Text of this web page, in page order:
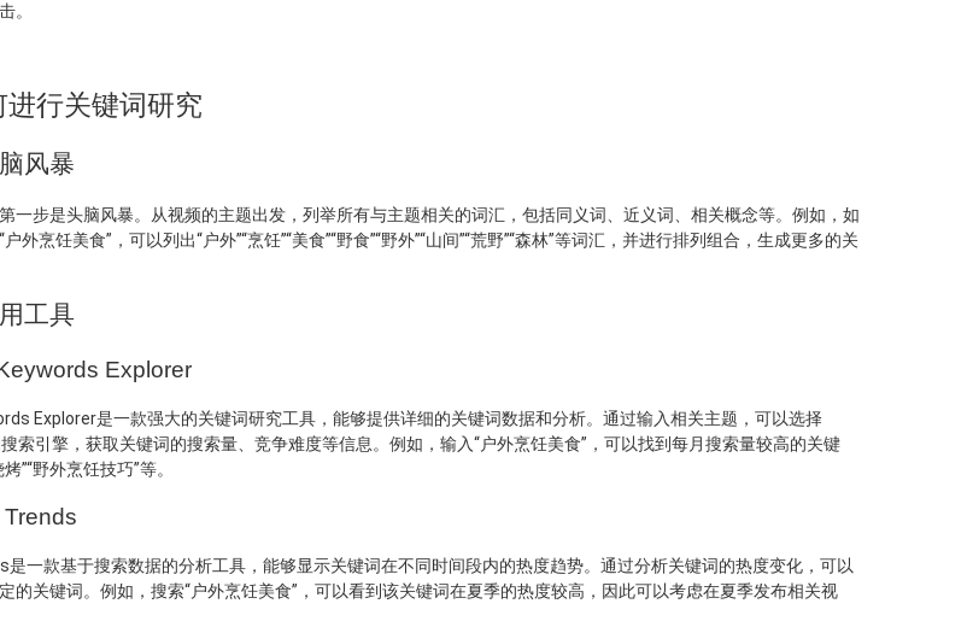
。
进行关键词研究
风暴
一步是头脑风暴。从视频的主题出发，列举所有与主题相关的词汇，包括同义词、近义词、相关概念等。例如，如
外烹饪美食”，可以列出“户外”“烹饪”“美食”“野食”“野外”“山间”“荒野”“森林”等词汇，并进行排列组合，生成更多的关
工具
Explorer
Explorer是一款强大的关键词研究工具，能够提供详细的关键词数据和分析。通过输入相关主题，可以选择
索引擎，获取关键词的搜索量、竞争难度等信息。例如，输入“户外烹饪美食”，可以找到每月搜索量较高的关键
”“野外烹饪技巧”等。
是一款基于搜索数据的分析工具，能够显示关键词在不同时间段内的热度趋势。通过分析关键词的热度变化，可以
的关键词。例如，搜索“户外烹饪美食”，可以看到该关键词在夏季的热度较高，因此可以考虑在夏季发布相关视